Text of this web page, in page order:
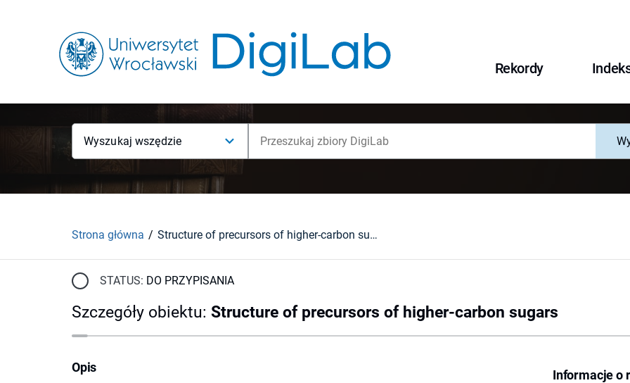
Rekordy
Wyszukaj wszędzie
Strona główna Structure of precursors of higher-carbon sugars
STATUS: DO PRZYPISANIA
Szczegóły obiektu: Structure of precursors of higher-carbon sugars
Informacje o
Opis